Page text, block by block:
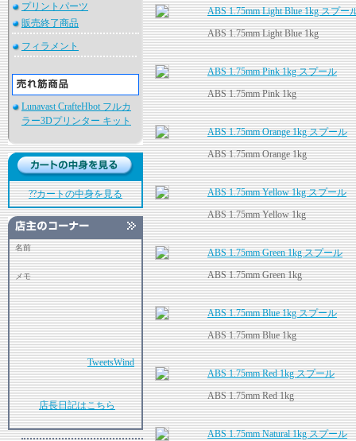
プリントパーツ
販売終了商品
フィラメント
Lunavast CrafteHbot フルカ
ラー3Dプリンター キット
??カートの中身を見る
名前
メモ
TweetsWind
店長日記はこちら
ABS 1.75mm Light Blue 1kg スプー
ABS 1.75mm Light Blue 1kg
ABS 1.75mm Pink 1kg スプール
ABS 1.75mm Pink 1kg
ABS 1.75mm Orange 1kg スプール
ABS 1.75mm Orange 1kg
ABS 1.75mm Yellow 1kg スプール
ABS 1.75mm Yellow 1kg
ABS 1.75mm Green 1kg スプール
ABS 1.75mm Green 1kg
ABS 1.75mm Blue 1kg スプール
ABS 1.75mm Blue 1kg
ABS 1.75mm Red 1kg スプール
ABS 1.75mm Red 1kg
ABS 1.75mm Natural 1kg スプール